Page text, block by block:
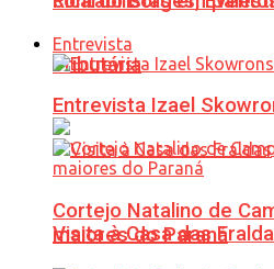
Tributária
Visita à Casa das
Entrevista
Entrevista Izael
Cortejo Natalino de
maiores do Paraná